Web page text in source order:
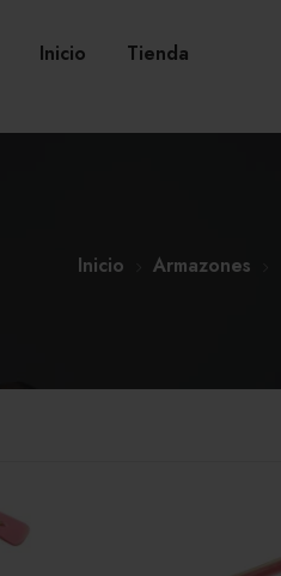
Inicio Tienda
Inicio Armazones